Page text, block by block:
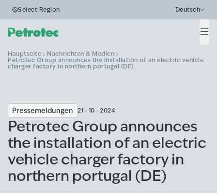
Select Region Deutsch
Hauptseite
Nachrichten & Medien
Petrotec Group announces the installation of an electric vehicle
charger factory in northern portugal (DE)
Pressemeldungen 21 · 10 · 2024
Petrotec Group announces
the installation of an electric
vehicle charger factory in
northern portugal (DE)